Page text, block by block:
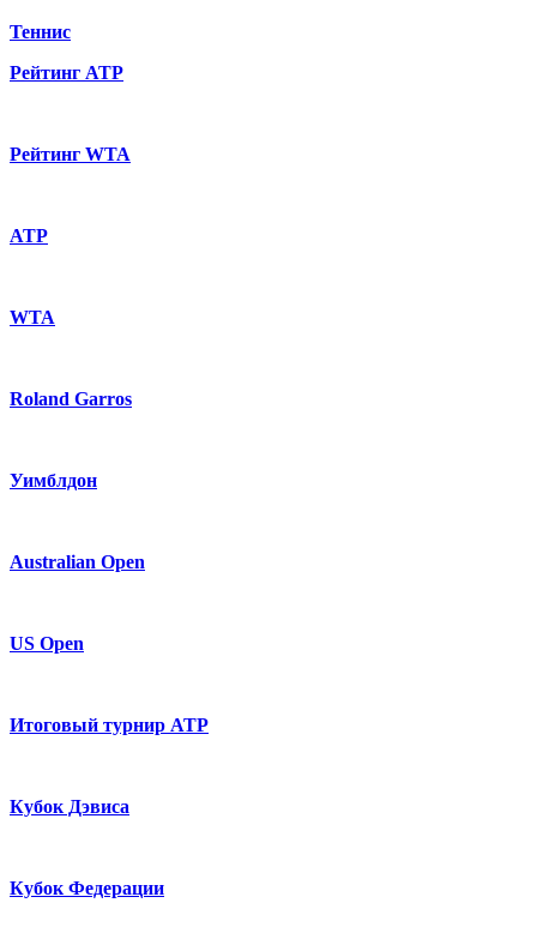
Теннис
Рейтинг ATP
Рейтинг WTA
ATP
WTA
Roland Garros
Уимблдон
Australian Open
US Open
Итоговый турнир ATP
Кубок Дэвиса
Кубок Федерации